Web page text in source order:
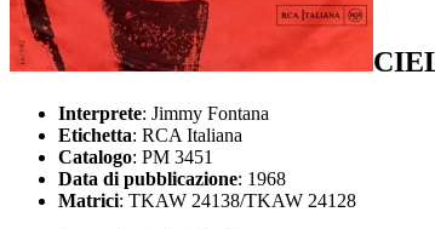
Interprete: Jimmy Fontana
Etichetta: RCA Italiana
Catalogo: PM 3451
Data di pubblicazione: 1968
Matrici: TKAW 24138/TKAW 24128